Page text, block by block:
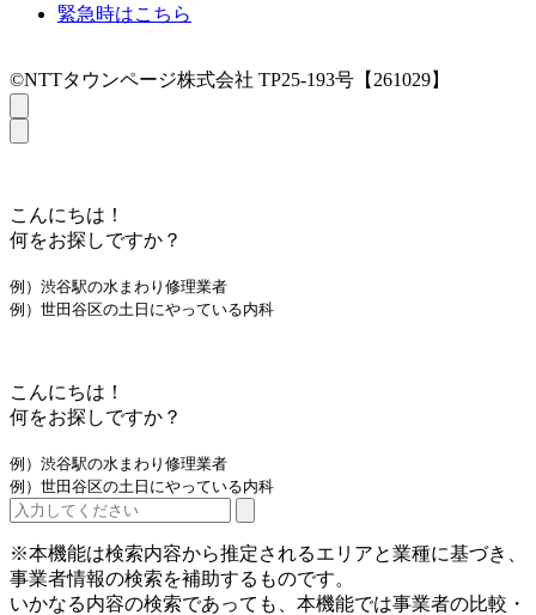
緊急時はこちら
©NTTタウンページ株式会社 TP25-193号【261029】
こんにちは！
何をお探しですか？
例）渋谷駅の水まわり修理業者
例）世田谷区の土日にやっている内科
こんにちは！
何をお探しですか？
例）渋谷駅の水まわり修理業者
例）世田谷区の土日にやっている内科
※本機能は検索内容から推定されるエリアと業種に基づき、
事業者情報の検索を補助するものです。
いかなる内容の検索であっても、本機能では事業者の比較・